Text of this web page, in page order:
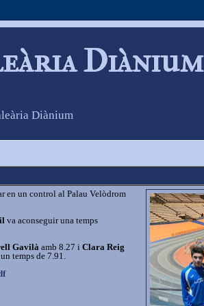
Diànium
Diànium
en un control al Palau Velòdrom
va aconseguir una temps
Gavilà amb 8.27 i Clara Reig
temps de 7.91.